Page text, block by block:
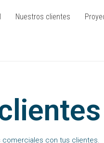
Nuestros clientes
comerciales con tus clientes.